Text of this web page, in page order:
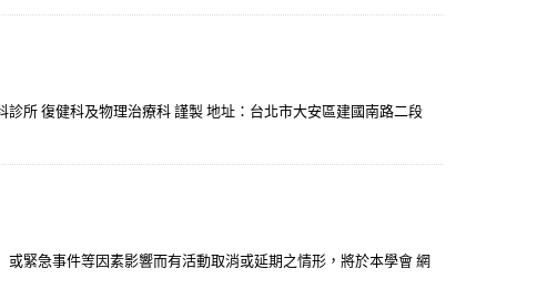
所 復健科及物理治療科 謹製 地址：台北市大安區建國南路二段
緊急事件等因素影響而有活動取消或延期之情形，將於本學會 網